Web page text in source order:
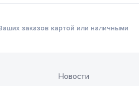
заказов картой или наличными
Новости